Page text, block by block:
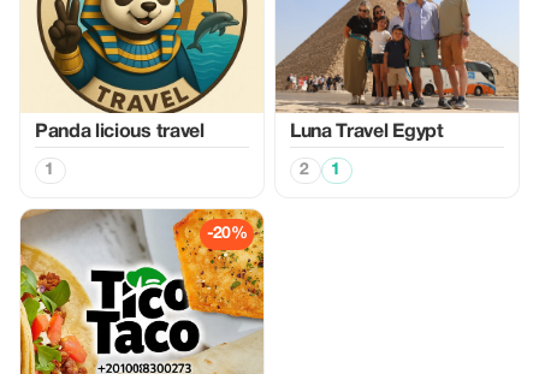
Panda licious travel
1
Luna Travel Egypt
2 1
-20%